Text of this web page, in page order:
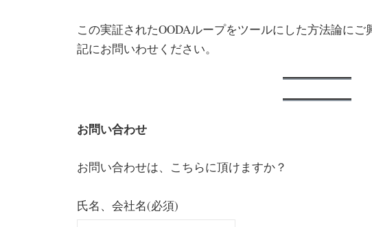
この実証されたOODAループをツールにした方法論に
記にお問いわせください。
お問い合わせ
お問い合わせは、こちらに頂けますか？
氏名、会社名(必須)